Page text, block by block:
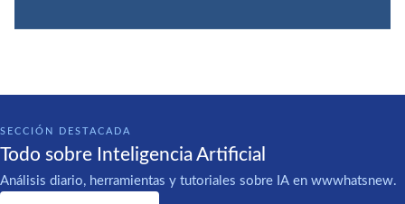
SECCIÓN DESTACADA
Todo sobre Inteligencia Artificial
Análisis diario, herramientas y tutoriales sobre IA en wwwhatsnew.